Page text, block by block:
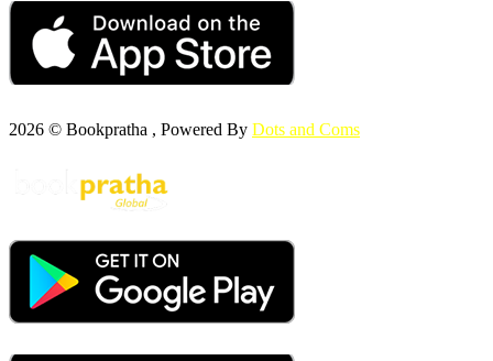
2026 © Bookpratha , Powered By Dots and Coms